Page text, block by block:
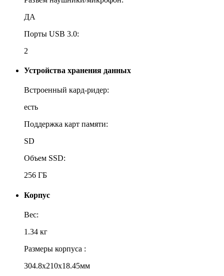
ДА
Порты USB 3.0:
2
Устройства хранения данных
Встроенный кард-ридер:
есть
Поддержка карт памяти:
SD
Объем SSD:
256 ГБ
Корпус
Вес:
1.34 кг
Размеры корпуса :
304.8x210x18.45мм